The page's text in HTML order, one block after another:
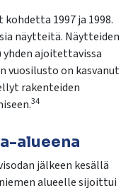
1997 ja 1998.
näytteitä. Näytteiden
yhden ajoitettavissa
vuosilusto on kasvanut
rakenteiden
34
alueena
jälkeen kesällä
alueelle sijoittui